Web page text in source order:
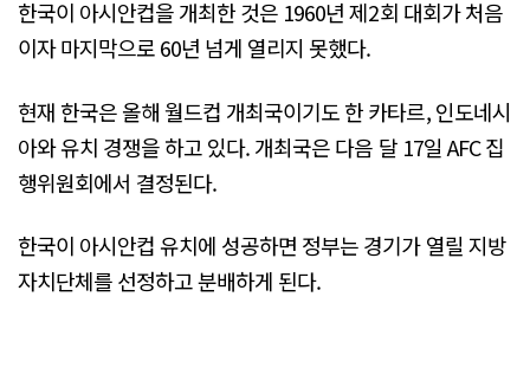
한국이 아시안컵을 개최한 것은 1960년 제2회 대회가 처음
이자 마지막으로 60년 넘게 열리지 못했다.
현재 한국은 올해 월드컵 개최국이기도 한 카타르, 인도네시
아와 유치 경쟁을 하고 있다. 개최국은 다음 달 17일 AFC 집
행위원회에서 결정된다.
한국이 아시안컵 유치에 성공하면 정부는 경기가 열릴 지방
자치단체를 선정하고 분배하게 된다.